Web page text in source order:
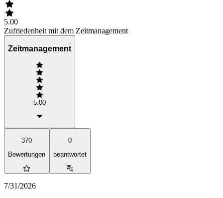
5.00
Zufriedenheit mit dem Zeitmanagement
Zeitmanagement
5.00
370
Bewertungen
0
beantwortet
7/31/2026